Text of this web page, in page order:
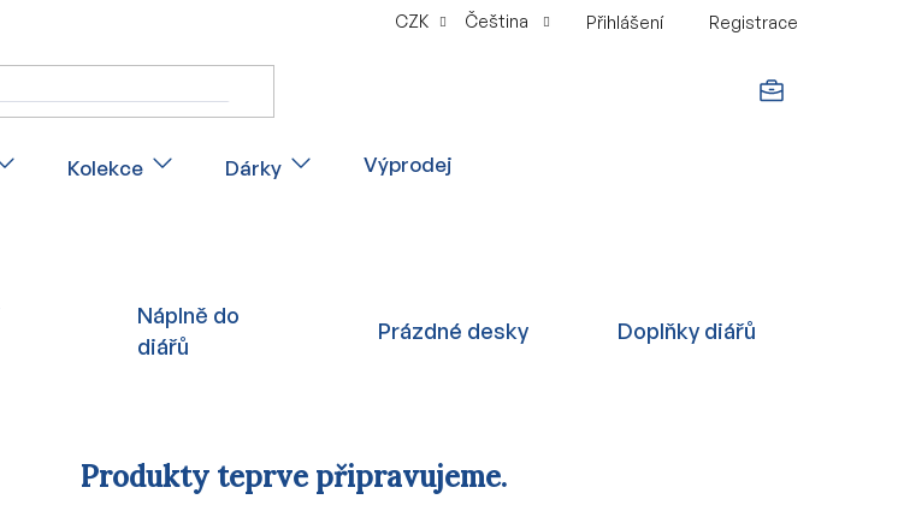
CZK Čeština Přihlášení Registrace
Kolekce Dárky Výprodej
Náplně do
diářů
Prázdné desky Doplňky diářů
Produkty teprve připravujeme.